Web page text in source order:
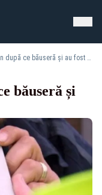
S-au urcat la volan după ce băuseră și au fost prinși de polițiști
băuseră și